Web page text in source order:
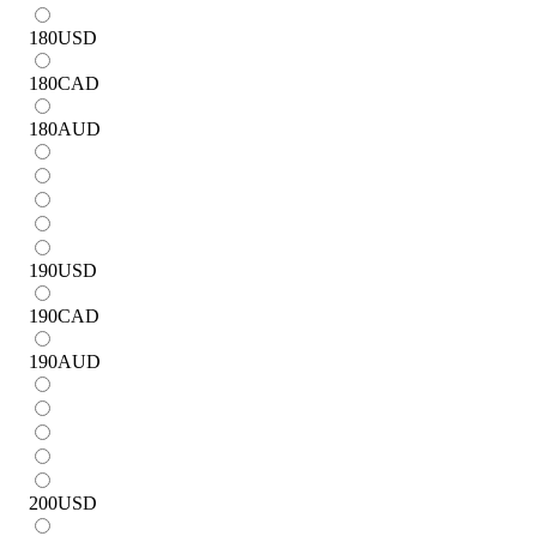
180USD
180CAD
180AUD
190USD
190CAD
190AUD
200USD